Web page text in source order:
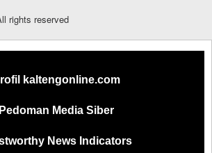
rights reserved
kaltengonline.com
Pedoman Media Siber
News Indicators